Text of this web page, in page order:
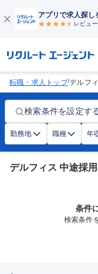
アプリで求人探し
レビュ
転職・求人トップ/デルフ
検索条件を設定す
勤務地 職種 年
デルフィス 中途採
条件
検索条件